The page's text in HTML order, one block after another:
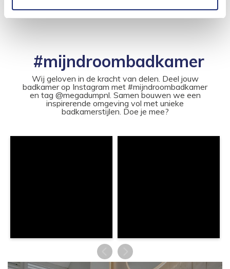
#mijndroombadkamer
Wij geloven in de kracht van delen. Deel jouw
badkamer op Instagram met #mijndroombadkamer
en tag @megadumpnl. Samen bouwen we een
inspirerende omgeving vol met unieke
badkamerstijlen. Doe je mee?